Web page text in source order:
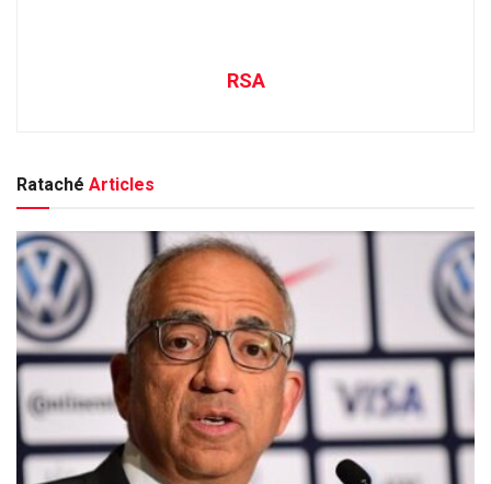
RSA
Rataché Articles